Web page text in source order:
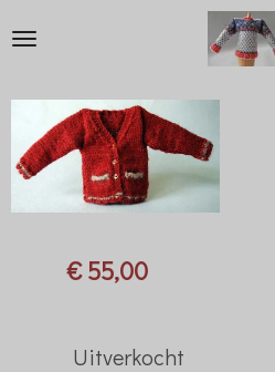
hoofdinhoud
€ 55,00
Uitverkocht